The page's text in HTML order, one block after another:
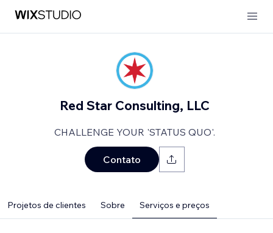
Red Star Consulting, LLC
CHALLENGE YOUR 'STATUS QUO'.
Contato
Projetos de clientes Sobre Serviços e preços